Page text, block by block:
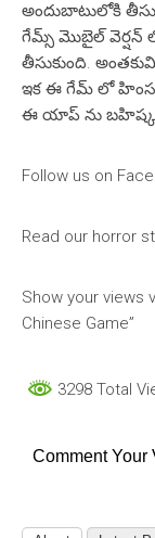
అందుబాటులోకి
గేమ్స్ మొబైల్ వెర్షన్
తీసుకుంది.
ఇక ఈ గేమ్ లో హింస
ఈ యాప్ ను
Follow us on
Read our horror
Show your views
Chinese Game”
3298 Total
Comment Your